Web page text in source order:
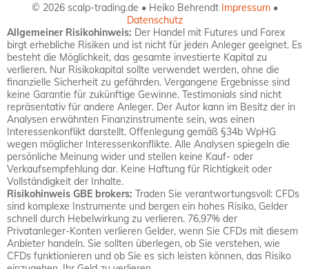
© 2026 scalp-trading.de • Heiko Behrendt Impressum•
Datenschutz
Allgemeiner Risikohinweis: Der Handel mit Futures und Forex
birgt erhebliche Risiken und ist nicht für jeden Anleger geeignet. Es
besteht die Möglichkeit, das gesamte investierte Kapital zu
verlieren. Nur Risikokapital sollte verwendet werden, ohne die
finanzielle Sicherheit zu gefährden. Vergangene Ergebnisse sind
keine Garantie für zukünftige Gewinne. Testimonials sind nicht
repräsentativ für andere Anleger. Der Autor kann im Besitz der in
Analysen erwähnten Finanzinstrumente sein, was einen
Interessenkonflikt darstellt. Offenlegung gemäß §34b WpHG
wegen möglicher Interessenkonflikte. Alle Analysen spiegeln die
persönliche Meinung wider und stellen keine Kauf- oder
Verkaufsempfehlung dar. Keine Haftung für Richtigkeit oder
Vollständigkeit der Inhalte.
Risikohinweis GBE brokers: Traden Sie verantwortungsvoll: CFDs
sind komplexe Instrumente und bergen ein hohes Risiko, Gelder
schnell durch Hebelwirkung zu verlieren. 76,97% der
Privatanleger-Konten verlieren Gelder, wenn Sie CFDs mit diesem
Anbieter handeln. Sie sollten überlegen, ob Sie verstehen, wie
CFDs funktionieren und ob Sie es sich leisten können, das Risiko